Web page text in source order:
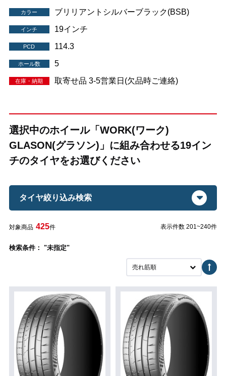
カラー ブリリアントシルバーブラック(BSB)
インチ 19インチ
PCD 114.3
ホール数 5
在庫・納期 取寄せ品 3-5営業日(欠品時ご連絡)
選択中のホイール「WORK(ワーク)
GLASON(グラソン)」に組み合わせる19イン
チのタイヤをお選びください
タイヤ絞り込み検索
対象商品 425件 表示件数 201~240件
検索条件： "未指定"
売れ筋順